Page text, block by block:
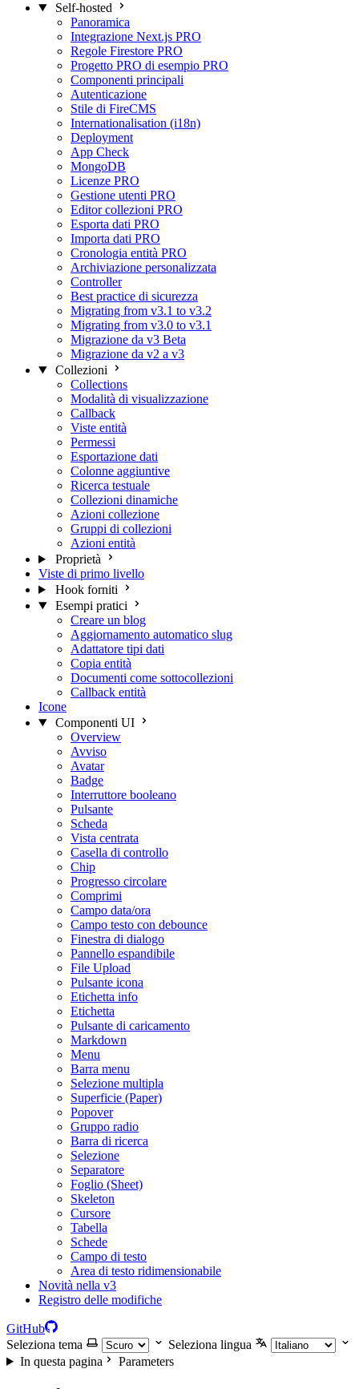
Self-hosted
Panoramica
Integrazione Next.js PRO
Regole Firestore PRO
Progetto PRO di esempio PRO
Componenti principali
Autenticazione
Stile di FireCMS
Internationalisation (i18n)
Deployment
App Check
MongoDB
Licenze PRO
Gestione utenti PRO
Editor collezioni PRO
Esporta dati PRO
Importa dati PRO
Cronologia entità PRO
Archiviazione personalizzata
Controller
Best practice di sicurezza
Migrating from v3.1 to v3.2
Migrating from v3.0 to v3.1
Migrazione da v3 Beta
Migrazione da v2 a v3
Collezioni
Collections
Modalità di visualizzazione
Callback
Viste entità
Permessi
Esportazione dati
Colonne aggiuntive
Ricerca testuale
Collezioni dinamiche
Azioni collezione
Gruppi di collezioni
Azioni entità
Proprietà
Viste di primo livello
Hook forniti
Esempi pratici
Creare un blog
Aggiornamento automatico slug
Adattatore tipi dati
Copia entità
Documenti come sottocollezioni
Callback entità
Icone
Componenti UI
Overview
Avviso
Avatar
Badge
Interruttore booleano
Pulsante
Scheda
Vista centrata
Casella di controllo
Chip
Progresso circolare
Comprimi
Campo data/ora
Campo testo con debounce
Finestra di dialogo
Pannello espandibile
File Upload
Pulsante icona
Etichetta info
Etichetta
Pulsante di caricamento
Markdown
Menu
Barra menu
Selezione multipla
Superficie (Paper)
Popover
Gruppo radio
Barra di ricerca
Selezione
Separatore
Foglio (Sheet)
Skeleton
Cursore
Tabella
Schede
Campo di testo
Area di testo ridimensionabile
Novità nella v3
Registro delle modifiche
GitHub
Seleziona tema
Seleziona lingua
In questa pagina
Parameters